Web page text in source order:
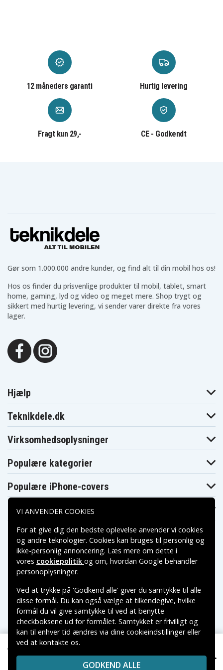
HP Stream 11
HP Stream 13
HP Stream x360
HP ZBook 15U
HP Envy x360
HP Envy 17T
HP Envy M7
HP Pavilion 14
HP Pavilion 14T
HP 15Z
HP 240 G3
HP 245 G3
HP EliteBook 820
HP EliteBook 840
HP Envy 15Z
HP ENVY 14
HP 210 G1
HP 215 G1
HP 240 G4
HP 240 G5
HP 245 G4
HP 245 G5
HP 250 G4
HP 250 G5
HP 255 G5
HP 256 G4
HP 350 G2
HP 355 G2
HP Beats SE
HP Chromebook 11
HP Chromebook 14
HP Elite x2
HP Elite X3
HP EliteBook 1030
HP EliteBook 1040
HP EliteBook 725
HP EliteBook 755
HP EliteBook 850
HP EliteBook Revolve
HP 240 G4 139 kr.
12 måneders garanti Hurtig levering
Fragt kun 29,- CE - Godkendt
Gør som 1.000.000 andre kunder, og find alt til din mobil hos os!
Hos os finder du prisvenlige produkter til mobil, tablet, smart
home, gaming, lyd og video og meget mere. Shop trygt og
sikkert med hurtig levering, vi sender varer direkte fra vores
lager.
Hjælp
Teknikdele.dk
Virksomhedsoplysninger
Populære kategorier
Populære iPhone-covers
Populære Samsung-covers
Betalingsmuligheder
Leveringsmuligheder
Copyright © 2026, Spares Nordic AB
VAREMÆRKER NÆVNT PÅ DETTE WEB TILHØRER DE
RESPEKTIVE VAREMÆRKERS-EJER.
VI ANVENDER COOKIES
For at give dig den bedste oplevelse anvender vi cookies
og andre teknologier. Cookies kan bruges til personlig og
ikke-personlig annoncering. Læs mere om dette i
vores cookiepolitik og om, hvordan Google behandler
personoplysninger.
Ved at trykke på 'Godkend alle' giver du samtykke til alle
disse formål. Du kan også vælge at tilkendegive, hvilke
formål du vil give samtykke til ved at benytte
checkboksene ud for formålet. Samtykket er frivilligt og
kan til enhver tid ændres via dine cookieindstillinger eller
ved at kontakte os.
GODKEND ALLE